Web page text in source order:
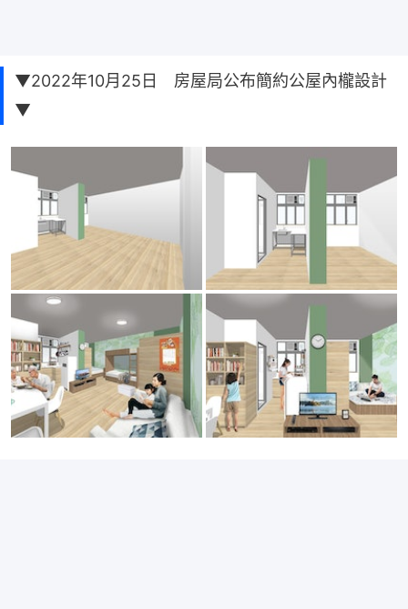
▼2022年10月25日 房屋局公布簡約公屋內櫳設計
▼